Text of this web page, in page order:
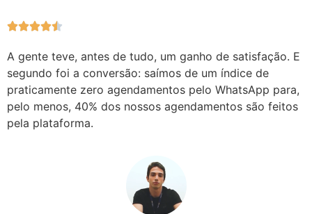

A gente teve, antes de tudo, um ganho de satisfação. E
segundo foi a conversão: saímos de um índice de
praticamente zero agendamentos pelo WhatsApp para,
pelo menos, 40% dos nossos agendamentos são feitos
pela plataforma.